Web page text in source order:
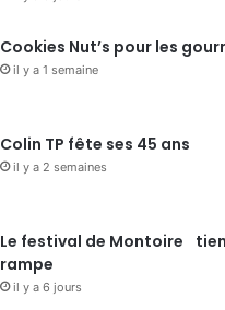
Cookies Nut’s pour les
il y a 1 semaine
Colin TP fête ses 45 ans
il y a 2 semaines
Le festival de Montoire
rampe
il y a 6 jours